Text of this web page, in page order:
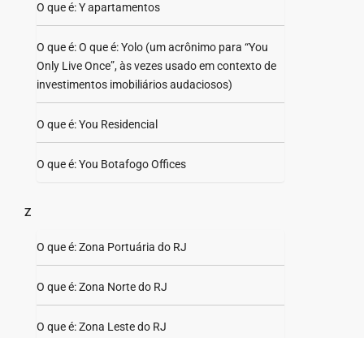
O que é: Y apartamentos
O que é: O que é: Yolo (um acrônimo para “You
Only Live Once”, às vezes usado em contexto de
investimentos imobiliários audaciosos)
O que é: You Residencial
O que é: You Botafogo Offices
Z
O que é: Zona Portuária do RJ
O que é: Zona Norte do RJ
O que é: Zona Leste do RJ